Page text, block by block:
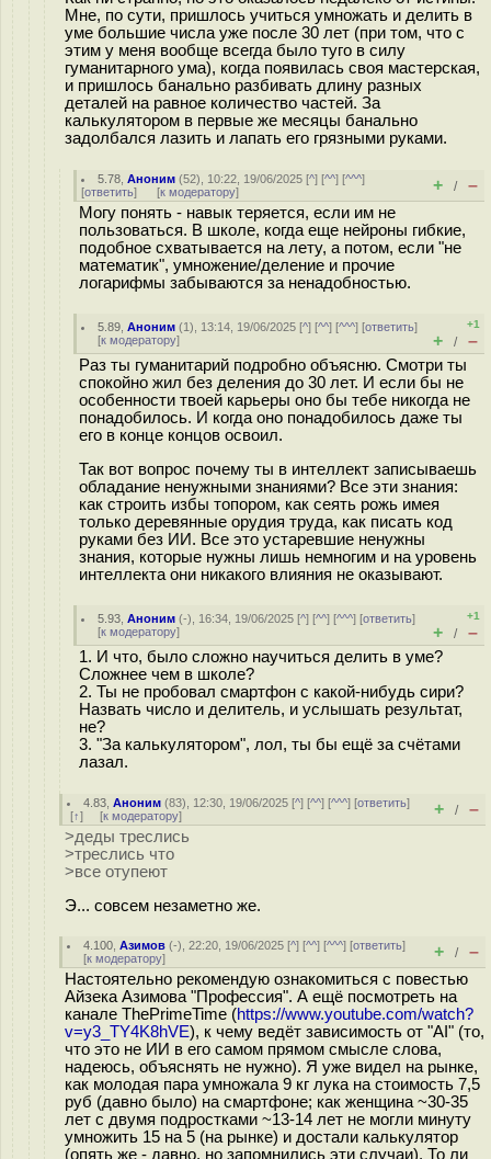
Мне, по сути, пришлось учиться умножать и делить в
уме большие числа уже после 30 лет (при том, что с
этим у меня вообще всегда было туго в силу
гуманитарного ума), когда появилась своя мастерская,
и пришлось банально разбивать длину разных
деталей на равное количество частей. За
калькулятором в первые же месяцы банально
задолбался лазить и лапать его грязными руками.
5.78 ,Аноним (52), 10:22, 19/06/2025 [^] [^^] [^^^]
[ответить] [к модератору] + / –
Могу понять - навык теряется, если им не
пользоваться. В школе, когда еще нейроны гибкие,
подобное схватывается на лету, а потом, если "не
математик", умножение/деление и прочие
логарифмы забываются за ненадобностью.
5.89 ,Аноним (1), 13:14, 19/06/2025 [^] [^^] [^^^] [ответить]
[к модератору]
+1
+ / –
Раз ты гуманитарий подробно объясню. Смотри ты
спокойно жил без деления до 30 лет. И если бы не
особенности твоей карьеры оно бы тебе никогда не
понадобилось. И когда оно понадобилось даже ты
его в конце концов освоил.
Так вот вопрос почему ты в интеллект записываешь
обладание ненужными знаниями? Все эти знания:
как строить избы топором, как сеять рожь имея
только деревянные орудия труда, как писать код
руками без ИИ. Все это устаревшие ненужны
знания, которые нужны лишь немногим и на уровень
интеллекта они никакого влияния не оказывают.
5.93 ,Аноним (-), 16:34, 19/06/2025 [^] [^^] [^^^] [ответить]
[к модератору]
+1
+ / –
1. И что, было сложно научиться делить в уме?
Сложнее чем в школе?
2. Ты не пробовал смартфон с какой-нибудь сири?
Назвать число и делитель, и услышать результат,
не?
3. "За калькулятором", лол, ты бы ещё за счётами
лазал.
4.83 ,Аноним (83), 12:30, 19/06/2025 [^] [^^] [^^^] [ответить]
[↑] [к модератору] + / –
>деды треслись
>треслись что
>все отупеют
Э... совсем незаметно же.
4.100 ,Азимов (-), 22:20, 19/06/2025 [^] [^^] [^^^] [ответить]
[к модератору] + / –
Настоятельно рекомендую ознакомиться с повестью
Айзека Азимова "Профессия". А ещё посмотреть на
канале ThePrimeTime (https://www.youtube.com/watch?
v=y3_TY4K8hVE), к чему ведёт зависимость от "AI" (то,
что это не ИИ в его самом прямом смысле слова,
надеюсь, объяснять не нужно). Я уже видел на рынке,
как молодая пара умножала 9 кг лука на стоимость 7,5
руб (давно было) на смартфоне; как женщина ~30-35
лет с двумя подростками ~13-14 лет не могли минуту
умножить 15 на 5 (на рынке) и достали калькулятор
(опять же - давно, но запомнились эти случаи). То ли